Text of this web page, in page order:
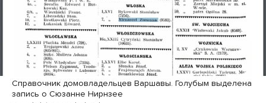
Справочник домовладельцев Варшавы. Голубым выделена
запись о Сюзанне Нирнзее